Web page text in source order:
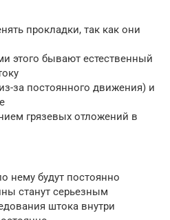
прокладки, так как они
этого бывают естественный
за постоянного движения) и
грязевых отложений в
нему будут постоянно
станут серьезным
штока внутри